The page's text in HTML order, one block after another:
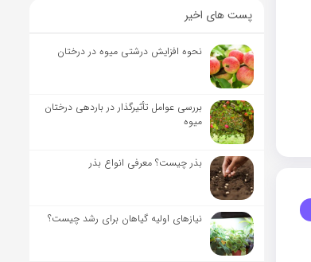
پست های اخیر
نحوه افزایش درشتی میوه در درختان
بررسی عوامل تأثیرگذار در باردهی درختان
میوه
بذر چیست؟ معرفی انواع بذر
نیاز‌های اولیه گیاهان برای رشد چیست؟